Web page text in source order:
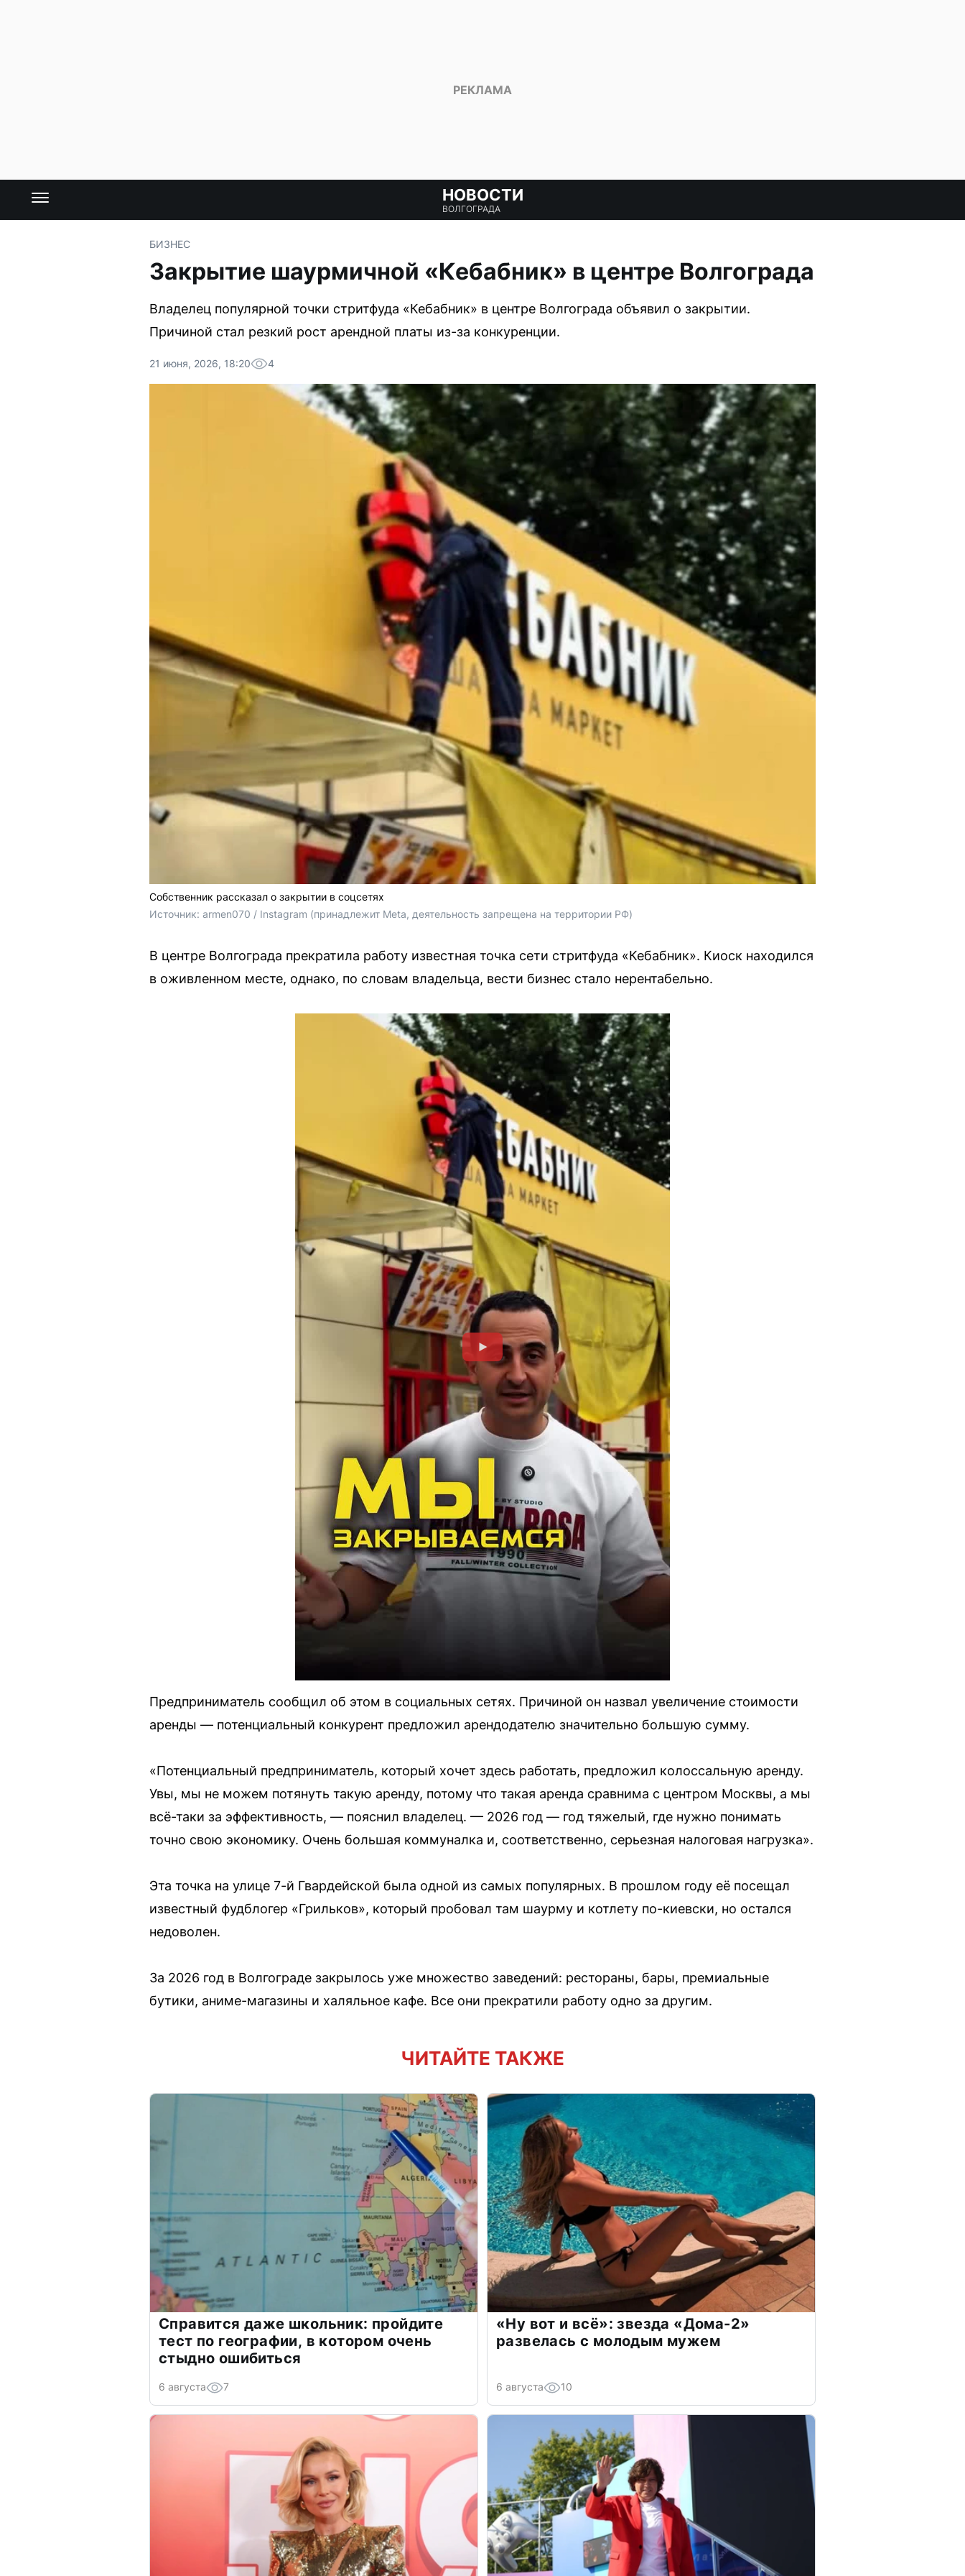
НОВОСТИ
ВОЛГОГРАДА
БИЗНЕС
Закрытие шаурмичной «Кебабник» в центре Волгограда
Владелец популярной точки стритфуда «Кебабник» в центре Волгограда объявил о закрытии.
Причиной стал резкий рост арендной платы из-за конкуренции.
21 июня, 2026, 18:20 4
Собственник рассказал о закрытии в соцсетях
Источник: armen070 / Instagram (принадлежит Meta, деятельность запрещена на территории РФ)
В центре Волгограда прекратила работу известная точка сети стритфуда «Кебабник». Киоск находился
в оживленном месте, однако, по словам владельца, вести бизнес стало нерентабельно.
Предприниматель сообщил об этом в социальных сетях. Причиной он назвал увеличение стоимости
аренды — потенциальный конкурент предложил арендодателю значительно большую сумму.
«Потенциальный предприниматель, который хочет здесь работать, предложил колоссальную аренду.
Увы, мы не можем потянуть такую аренду, потому что такая аренда сравнима с центром Москвы, а мы
всё-таки за эффективность, — пояснил владелец. — 2026 год — год тяжелый, где нужно понимать
точно свою экономику. Очень большая коммуналка и, соответственно, серьезная налоговая нагрузка».
Эта точка на улице 7-й Гвардейской была одной из самых популярных. В прошлом году её посещал
известный фудблогер «Грильков», который пробовал там шаурму и котлету по-киевски, но остался
недоволен.
За 2026 год в Волгограде закрылось уже множество заведений: рестораны, бары, премиальные
бутики, аниме-магазины и халяльное кафе. Все они прекратили работу одно за другим.
ЧИТАЙТЕ ТАКЖЕ
Справится даже школьник: пройдите
тест по географии, в котором очень
стыдно ошибиться
6 августа 7
«Ну вот и всё»: звезда «Дома-2»
развелась с молодым мужем
6 августа 10